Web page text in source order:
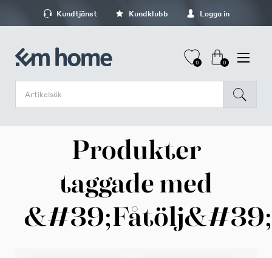
Kundtjänst Kundklubb Logga in
0 0
Produkter
taggade med
&#39;Fåtölj&#39;